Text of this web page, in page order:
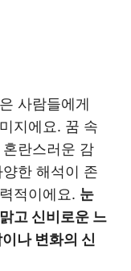
사람들에게
지에요. 꿈 속
란스러운 감
한 해석이 존
적이에요. 눈
고 신비로운 느
나 변화의 신